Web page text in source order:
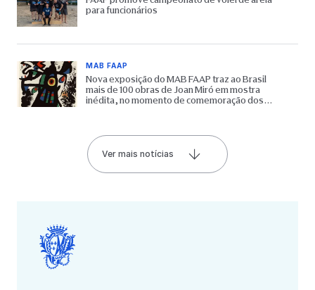
para funcionários
MAB FAAP
Nova exposição do MAB FAAP traz ao Brasil
mais de 100 obras de Joan Miró em mostra
inédita, no momento de comemoração dos
Ver mais notícias